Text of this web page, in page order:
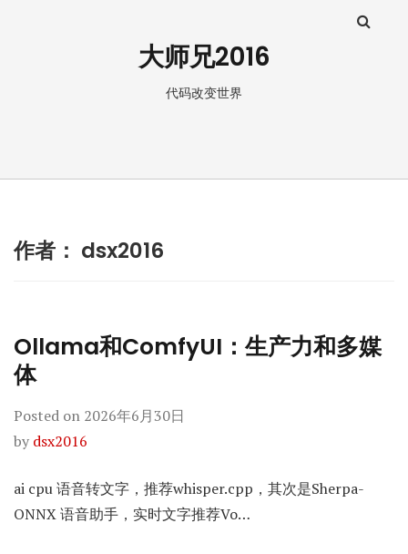
大师兄2016
代码改变世界
作者： dsx2016
Ollama和ComfyUI：生产力和多媒
体
Posted on 2026年6月30日
by dsx2016
ai cpu 语音转文字，推荐whisper.cpp，其次是Sherpa-
ONNX 语音助手，实时文字推荐Vo…